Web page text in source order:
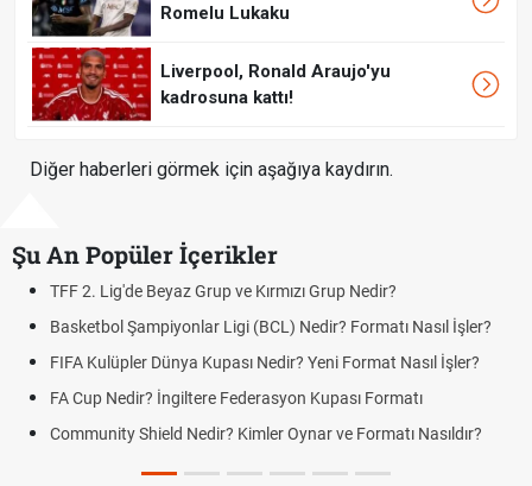
Romelu Lukaku
Liverpool, Ronald Araujo'yu
kadrosuna kattı!
Diğer haberleri görmek için aşağıya kaydırın.
Şu An Popüler İçerikler
TFF 2. Lig'de Beyaz Grup ve Kırmızı Grup Nedir?
Basketbol Şampiyonlar Ligi (BCL) Nedir? Formatı Nasıl İşler?
FIFA Kulüpler Dünya Kupası Nedir? Yeni Format Nasıl İşler?
FA Cup Nedir? İngiltere Federasyon Kupası Formatı
Community Shield Nedir? Kimler Oynar ve Formatı Nasıldır?